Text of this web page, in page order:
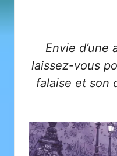
Envie d’une
laissez-vous
falaise et son